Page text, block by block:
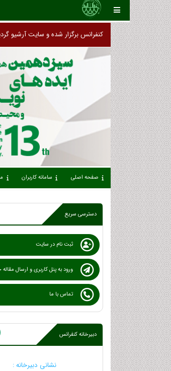
کنفرانس برگزار شده و سایت آرشیو
صفحه اصلی سامانه کاربران
دسترسی سریع
ثبت نام در سایت
ورود به پنل کاربری و ارسال
تماس با ما
دبیرخانه کنفرانس
نشانی دبیرخانه :